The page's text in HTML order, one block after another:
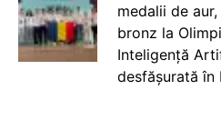
medalii de
bronz la
Inteligență
desfășurată în